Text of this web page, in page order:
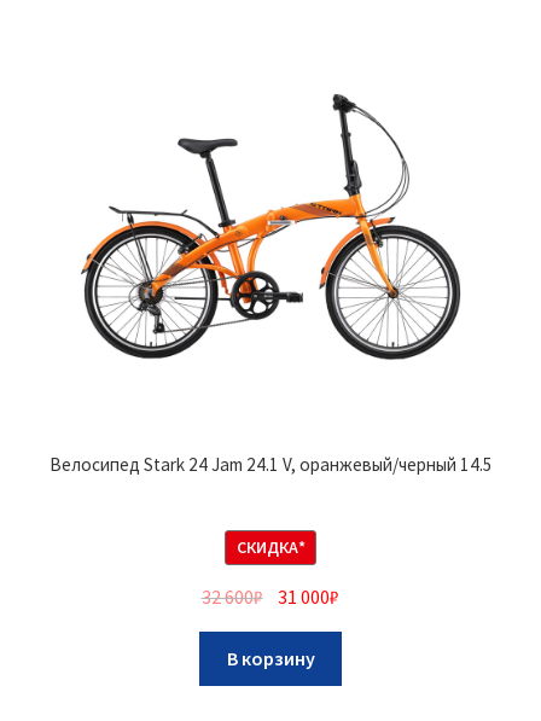
Велосипед Stark 24 Jam 24.1 V, оранжевый/черный 14.5
СКИДКА*
32 600₽ 31 000₽
В корзину